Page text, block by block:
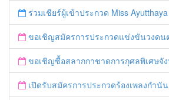
ร่วมเชียร์ผู้เข้าประกวด Miss Ayutthaya ในวันที่ 15 ธั
ขอเชิญสมัครการประกวดแข่งขันวงดนตรี Ayutthaya battle
ขอเชิญซื้อสลากกาชาดการกุศลพิเศษจังหวัดพระนครศรีอ
เปิดรับสมัครการประกวดร้องเพลงกำนัน ผู้ใหญ่